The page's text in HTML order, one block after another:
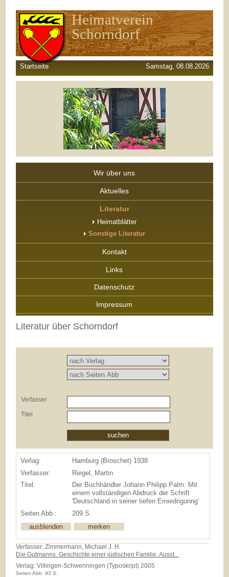
Heimatverein
Schorndorf
Startseite Samstag, 08.08.2026
Wir über uns
Aktuelles
Literatur
Heimatblätter
Sonstige Literatur
Kontakt
Links
Datenschutz
Impressum
Literatur über Schorndorf
Verfasser
Titel
Verlag:
Hamburg (Broschet) 1938
Verfasser:
Riegel, Martin
Titel:
Der Buchhändler Johann Philipp Palm. Mit
einem vollständigen Abdruck der Schrift
'Deutschland in seiner tiefen Erniedrigunng'
Seiten Abb.:
209 S.
Verfasser: Zimmermann, Michael J. H.
Die Gutmanns. Geschichte einer jüdischen Familie. Ausst...
Verlag:Villingen-Schwenningen (Typoskript) 2005
Seiten Abb: 93 S.